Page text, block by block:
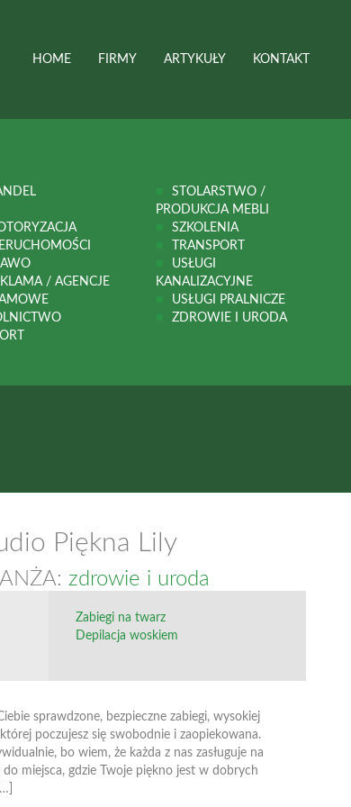
HOME FIRMY ARTYKUŁY KONTAKT
/ AGENCJE
STOLARSTWO /
PRODUKCJA MEBLI
SZKOLENIA
TRANSPORT
USŁUGI
KANALIZACYJNE
USŁUGI PRALNICZE
ZDROWIE I URODA
Piękna Lily
zdrowie i uroda
Zabiegi na twarz
Depilacja woskiem
sprawdzone, bezpieczne zabiegi, wysokiej
poczujesz się swobodnie i zaopiekowana.
bo wiem, że każda z nas zasługuje na
miejsca, gdzie Twoje piękno jest w dobrych